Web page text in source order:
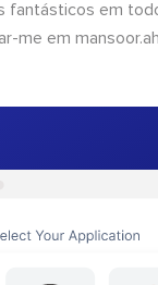
em
me em